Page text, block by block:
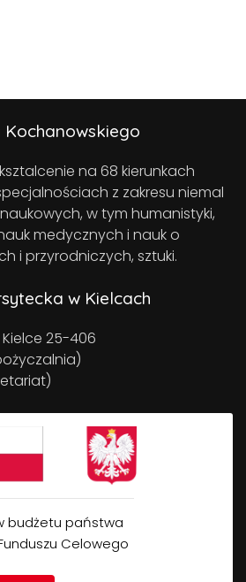
na 68 kierunkach
z zakresu niemal
w tym humanistyki,
medycznych i nauk o
i przyrodniczych, sztuki.
w Kielcach
Kielce 25-406
budżetu państwa
Celowego